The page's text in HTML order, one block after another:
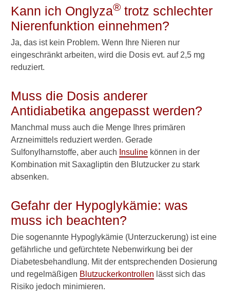
Kann ich Onglyza® trotz schlechter
Nierenfunktion einnehmen?
Ja, das ist kein Problem. Wenn Ihre Nieren nur
eingeschränkt arbeiten, wird die Dosis evt. auf 2,5 mg
reduziert.
Muss die Dosis anderer
Antidiabetika angepasst werden?
Manchmal muss auch die Menge Ihres primären
Arzneimittels reduziert werden. Gerade
Sulfonylharnstoffe, aber auch Insuline können in der
Kombination mit Saxagliptin den Blutzucker zu stark
absenken.
Gefahr der Hypoglykämie: was
muss ich beachten?
Die sogenannte Hypoglykämie (Unterzuckerung) ist eine
gefährliche und gefürchtete Nebenwirkung bei der
Diabetesbehandlung. Mit der entsprechenden Dosierung
und regelmäßigen Blutzuckerkontrollen lässt sich das
Risiko jedoch minimieren.
w
r
k
a
a
g
l
p
t
i
n
(
g
y
z
a
b
e
i